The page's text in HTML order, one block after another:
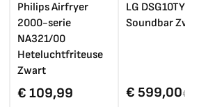
Philips Airfryer
2000-serie
NA321/00
Heteluchtfriteuse
Zwart
€ 109,99
LG DSG10TY
Soundbar
€ 599,00€